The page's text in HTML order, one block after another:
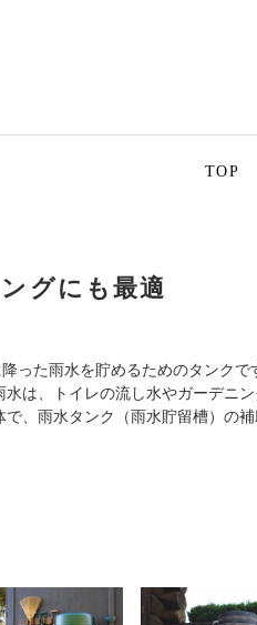
TOP
グにも最適
った雨水を貯めるためのタンク
は、トイレの流し水やガーデニ
、雨水タンク（雨水貯留槽）の